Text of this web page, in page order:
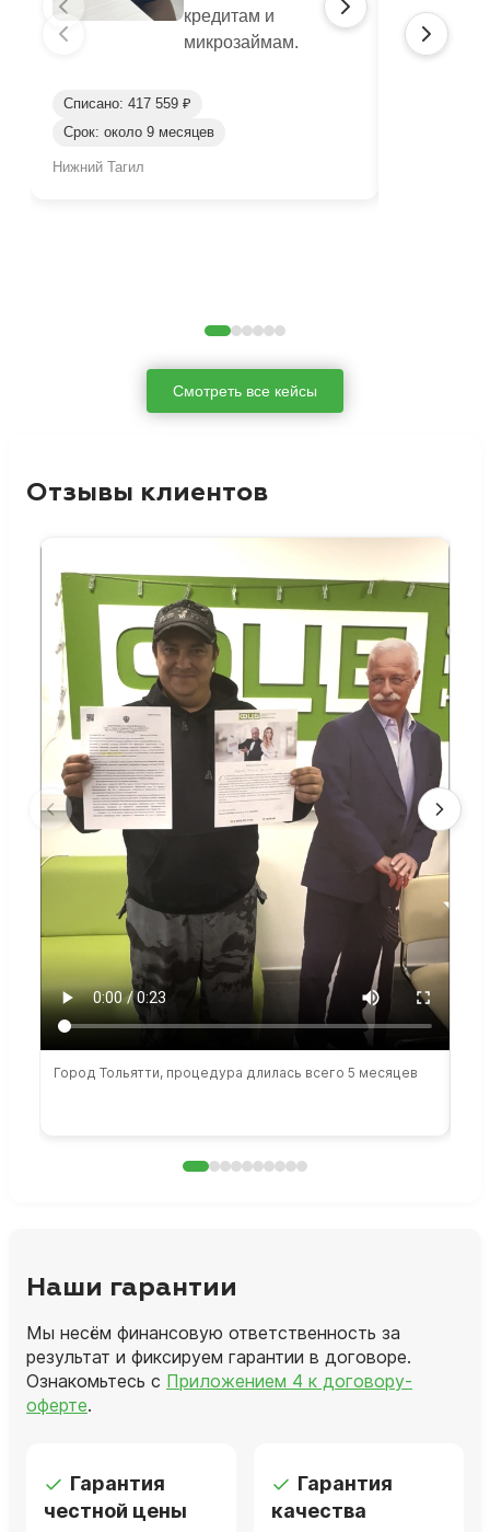
кредитам и
микрозаймам.
Списано: 417 559 ₽
Срок: около 9 месяцев
Нижний Тагил
Смотреть все кейсы
Отзывы клиентов
Город Тольятти, процедура длилась всего 5 месяцев
Наши гарантии
Мы несём финансовую ответственность за
результат и фиксируем гарантии в договоре.
Ознакомьтесь с Приложением 4 к договору-
оферте.
Гарантия
честной цены
Гарантия
качества